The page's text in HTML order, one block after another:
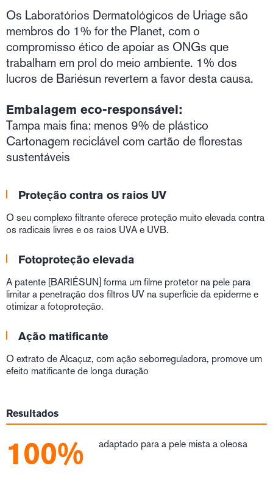
Os Laboratórios Dermatológicos de Uriage são
membros do 1% for the Planet, com o
compromisso ético de apoiar as ONGs que
trabalham em prol do meio ambiente. 1% dos
lucros de Bariésun revertem a favor desta causa.
Embalagem eco-responsável:
Tampa mais fina: menos 9% de plástico
Cartonagem reciclável com cartão de florestas
sustentáveis
Proteção contra os raios UV
O seu complexo filtrante oferece proteção muito elevada contra
os radicais livres e os raios UVA e UVB.
Fotoproteção elevada
A patente [BARIÉSUN] forma um filme protetor na pele para
limitar a penetração dos filtros UV na superfície da epiderme e
otimizar a fotoproteção.
Ação matificante
O extrato de Alcaçuz, com ação seborreguladora, promove um
efeito matificante de longa duração
Resultados
100% adaptado para a pele mista a oleosa